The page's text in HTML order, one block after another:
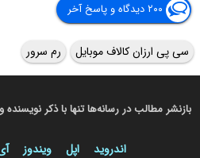
۲۰۰ دیدگاه و پاسخ آخر
سی پی ارزان کالاف موبایل رم سرور
بازنشر مطالب در رسانه‌ها تنها با ذکر نویسنده
اندروید اپل ویندوز